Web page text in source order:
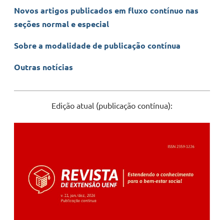
Novos artigos publicados em fluxo contínuo nas
seções normal e especial
Sobre a modalidade de publicação contínua
Outras notícias
Edição atual (publicação contínua):